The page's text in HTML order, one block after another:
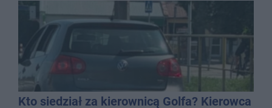
Kto siedział za kierownicą Golfa? Kierowca